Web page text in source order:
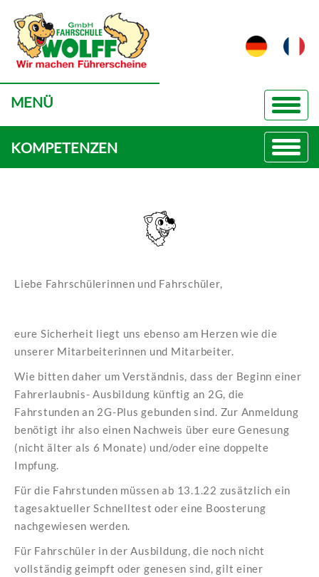
MENÜ
KOMPETENZEN
Liebe Fahrschülerinnen und Fahrschüler,
eure Sicherheit liegt uns ebenso am Herzen wie die
unserer Mitarbeiterinnen und Mitarbeiter.
Wie bitten daher um Verständnis, dass der Beginn einer
Fahrerlaubnis- Ausbildung künftig an 2G, die
Fahrstunden an 2G-Plus gebunden sind. Zur Anmeldung
benötigt ihr also einen Nachweis über eure Genesung
(nicht älter als 6 Monate) und/oder eine doppelte
Impfung.
Für die Fahrstunden müssen ab 13.1.22 zusätzlich ein
tagesaktueller Schnelltest oder eine Boosterung
nachgewiesen werden.
Für Fahrschüler in der Ausbildung, die noch nicht
vollständig geimpft oder genesen sind, gilt einer